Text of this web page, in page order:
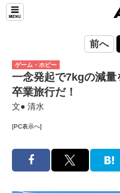
前へ
ゲーム・ホビー
一念発起で7kgの減量
卒業旅行だ！
文● 清水
[PC表示へ]